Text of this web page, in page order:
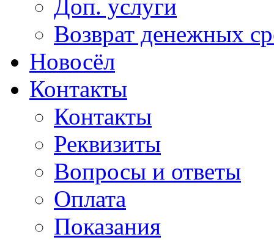
Доп. услуги
Возврат денежных
Новосёл
Контакты
Контакты
Реквизиты
Вопросы и ответы
Оплата
Показания